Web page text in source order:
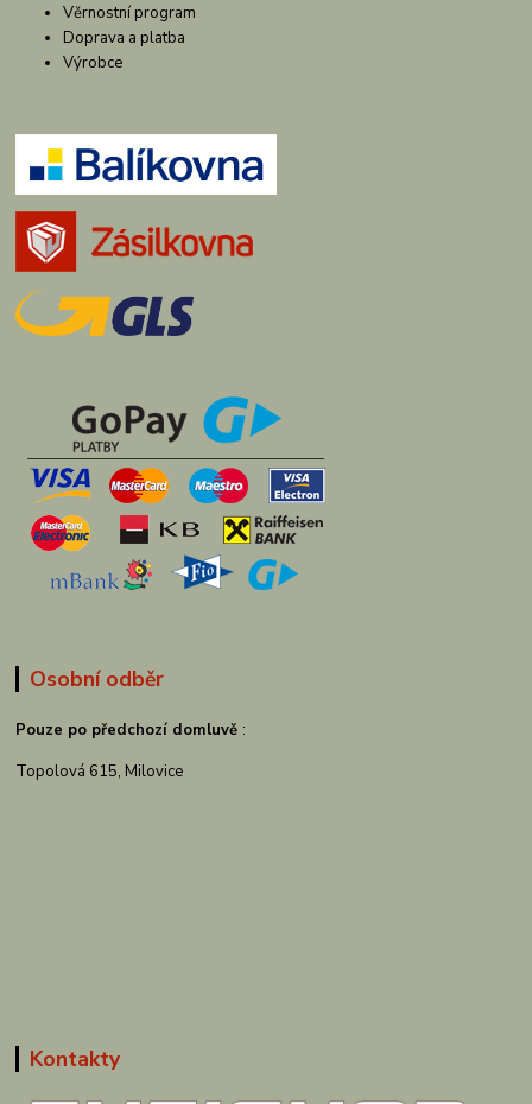
Věrnostní program
Doprava a platba
Výrobce
Osobní odběr
Pouze po předchozí domluvě :
Topolová 615, Milovice
Kontakty